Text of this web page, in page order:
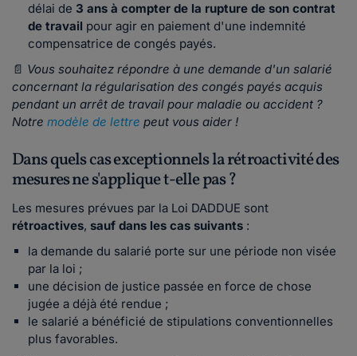
délai de 3 ans à compter de la rupture de son contrat
de travail pour agir en paiement d'une indemnité
compensatrice de congés payés.
📄 Vous souhaitez répondre à une demande d'un salarié
concernant la régularisation des congés payés acquis
pendant un arrêt de travail pour maladie ou accident ?
Notre modèle de lettre peut vous aider !
Dans quels cas exceptionnels la rétroactivité des
mesures ne s'applique t-elle pas ?
Les mesures prévues par la Loi DADDUE sont
rétroactives, sauf dans les cas suivants :
la demande du salarié porte sur une période non visée
par la loi ;
une décision de justice passée en force de chose
jugée a déjà été rendue ;
le salarié a bénéficié de stipulations conventionnelles
plus favorables.